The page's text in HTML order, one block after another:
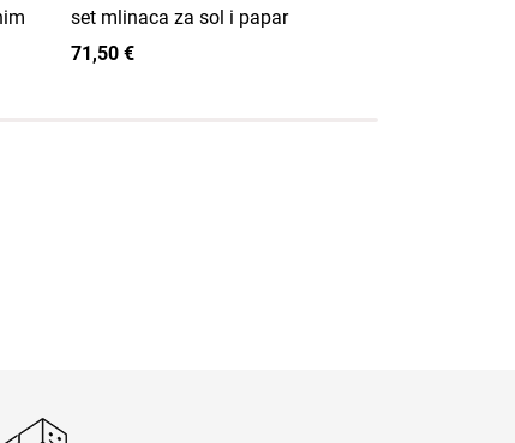
set mlinaca za sol i papar
71,50 €